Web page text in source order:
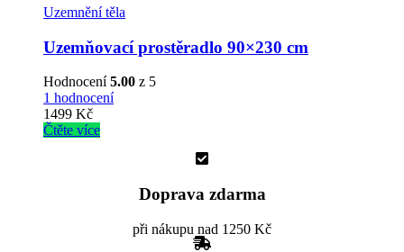
Uzemnění těla
Uzemňovací prostěradlo 90×230 cm
Hodnocení5.00 z 5
1 hodnocení
1499 Kč
Čtěte více
Doprava zdarma
při nákupu nad 1250 Kč